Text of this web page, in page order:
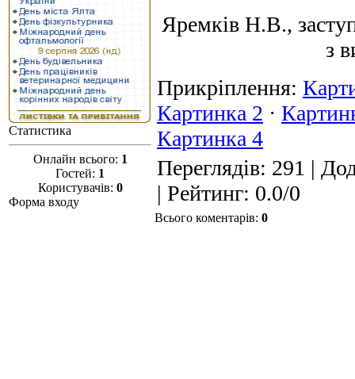
Статистика
Онлайн всього: 1
Гостей: 1
Користувачів: 0
Форма входу
Яремків Н.В.,
з
Прикріплення:
Картинка 2 ·
Картинка 4
Переглядів: 291 |
| Рейтинг: 0.0/0
Всього коментарів: 0